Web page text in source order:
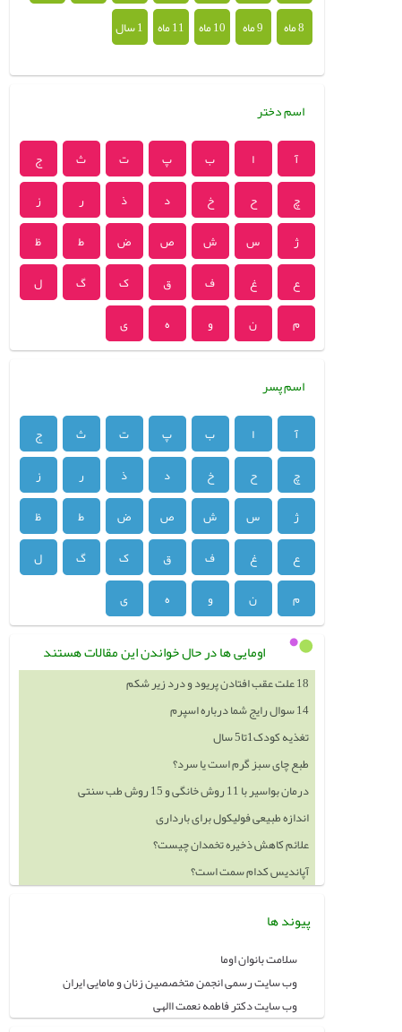
8 ماه
9 ماه 10 ماه 11 ماه 1 سال
اسم دختر
آ ا ب پ ت ث
ج
چ
ح خ د ذ ر
ز
ژ
س ش ص ض ط
ظ
ع
غ ف ق ک گ
ل
م
ن و ه ی
اسم پسر
آ ا ب پ ت ث
ج
چ
ح خ د ذ ر
ز
ژ
س ش ص ض ط
ظ
ع
غ ف ق ک گ
ل
م
ن و ه ی
اومایی ها در حال خواندن این مقالات هستند
18 علت عقب افتادن پریود و درد زیر شکم
14 سوال رایج شما درباره اسپرم
تغذیه کودک1تا5 سال
طبع چای سبز گرم است یا سرد؟
درمان بواسیر با 11 روش خانگی و 15 روش طب سنتی
اندازه طبیعی فولیکول برای بارداری
علائم کاهش ذخیره تخمدان چیست؟
آپاندیس کدام سمت است؟
پیوند ها
سلامت بانوان اوما
وب سایت رسمی انجمن متخصصین زنان و مامایی ایران
وب سایت دکتر فاطمه نعمت االهی